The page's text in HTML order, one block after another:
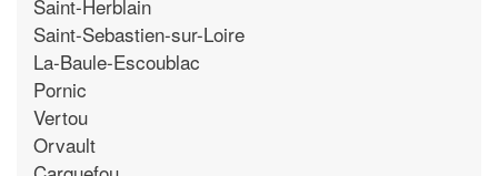
Saint-Herblain
Saint-Sebastien-sur-Loire
La-Baule-Escoublac
Pornic
Vertou
Orvault